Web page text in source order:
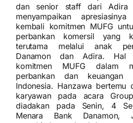
dan senior staff dari Adira
menyampaikan
kembali komitmen MUFG
perbankan komersil yang
terutama melalui anak
Danamon dan Adira. Hal
komitmen MUFG dalam
perbankan dan
Indonesia. Hanzawa bertemu
karyawan pada acara
diadakan pada Senin, 4
Menara Bank Danamon,